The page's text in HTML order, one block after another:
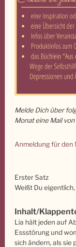
Melde Dich über
Monat eine Mail von
Anmeldung für den
Erster Satz
Weißt Du
Inhalt/
Lia hält jeden auf
Essstörung und
sich ändern, als sie